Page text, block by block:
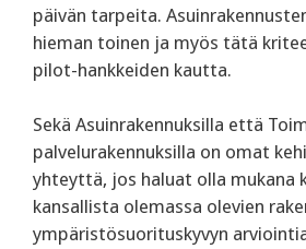
päivän tarpeita.
hieman toinen ja myös tätä
pilot-hankkeiden kautta.
Sekä Asuinrakennuksilla että
palvelurakennuksilla on omat
yhteyttä, jos haluat olla mukana
kansallista olemassa olevien
ympäristösuorituskyvyn